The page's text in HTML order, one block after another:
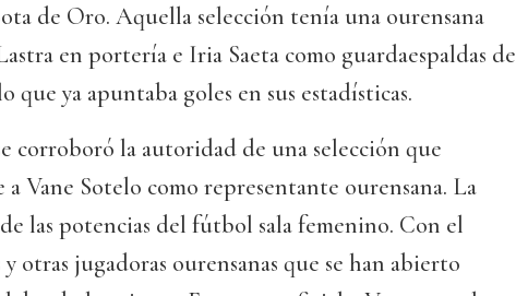
de Oro. Aquella selección tenía una ourensana
en portería e Iria Saeta como guardaespaldas de
que ya apuntaba goles en sus estadísticas.
corroboró la autoridad de una selección que
a Vane Sotelo como representante ourensana. La
las potencias del fútbol sala femenino. Con el
otras jugadoras ourensanas que se han abierto